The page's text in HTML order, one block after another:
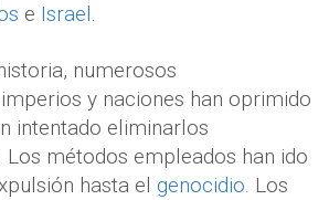
e Israel.
numerosos
y naciones han oprimido
intentado eliminarlos
métodos empleados han ido
hasta el genocidio. Los